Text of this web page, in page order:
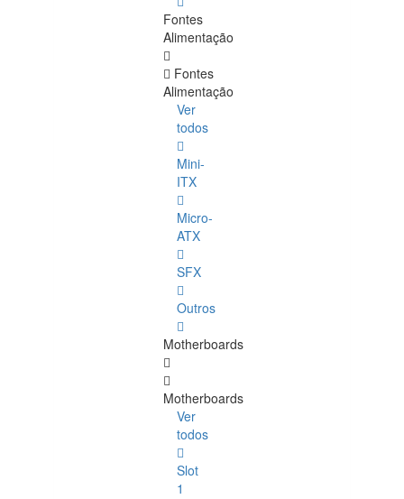
Fontes
Alimentação
Fontes
Alimentação
Ver
todos
Mini-
ITX
Micro-
ATX
SFX
Outros
Motherboards
Motherboards
Ver
todos
Slot
1